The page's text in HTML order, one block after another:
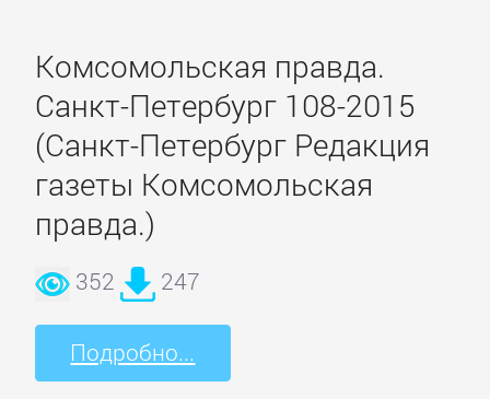
Комсомольская правда.
Санкт-Петербург 108-2015
(Санкт-Петербург Редакция
газеты Комсомольская
правда.)
352 247
Подробно...
сайта
БИЗНЕС
Банковское
дело
Бухучет,
налогообложение,
аудит